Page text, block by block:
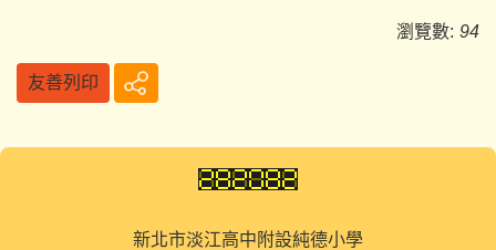
瀏覽數: 94
友善列印
新北市淡江高中附設純德小學